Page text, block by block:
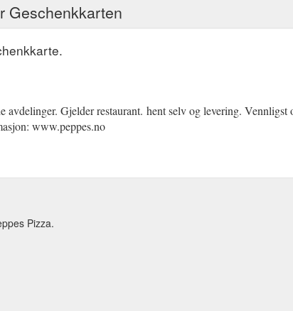
Geschenkkarten
avdelinger. Gjelder restaurant. (gcb.today#A565).
hent selv og levering.
www.peppes.no
Pizza.